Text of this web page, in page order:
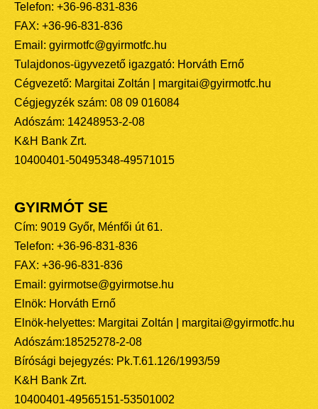
Telefon: +36-96-831-836
FAX: +36-96-831-836
Email: gyirmotfc@gyirmotfc.hu
Tulajdonos-ügyvezető igazgató: Horváth Ernő
Cégvezető: Margitai Zoltán | margitai@gyirmotfc.hu
Cégjegyzék szám: 08 09 016084
Adószám: 14248953-2-08
K&H Bank Zrt.
10400401-50495348-49571015
GYIRMÓT SE
Cím: 9019 Győr, Ménfői út 61.
Telefon: +36-96-831-836
FAX: +36-96-831-836
Email: gyirmotse@gyirmotse.hu
Elnök: Horváth Ernő
Elnök-helyettes: Margitai Zoltán | margitai@gyirmotfc.hu
Adószám:18525278-2-08
Bírósági bejegyzés: Pk.T.61.126/1993/59
K&H Bank Zrt.
10400401-49565151-53501002